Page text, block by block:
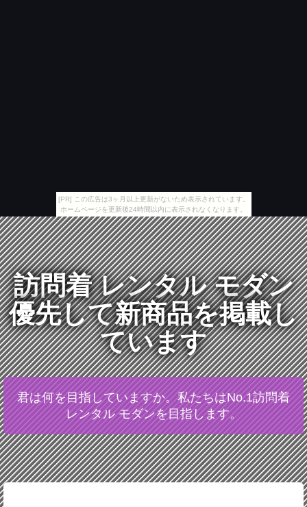
[PR] この広告は3ヶ月以上更新がないため表示されています。
ホームページを更新後24時間以内に表示されなくなります。
訪問着 レンタル モダン
優先して新商品を掲載し
ています
君は何を目指していますか。私たちはNo.1訪問着
レンタル モダンを目指します。